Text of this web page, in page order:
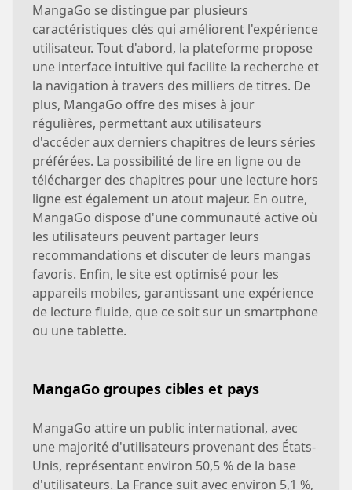
MangaGo se distingue par plusieurs
caractéristiques clés qui améliorent l'expérience
utilisateur. Tout d'abord, la plateforme propose
une interface intuitive qui facilite la recherche et
la navigation à travers des milliers de titres. De
plus, MangaGo offre des mises à jour
régulières, permettant aux utilisateurs
d'accéder aux derniers chapitres de leurs séries
préférées. La possibilité de lire en ligne ou de
télécharger des chapitres pour une lecture hors
ligne est également un atout majeur. En outre,
MangaGo dispose d'une communauté active où
les utilisateurs peuvent partager leurs
recommandations et discuter de leurs mangas
favoris. Enfin, le site est optimisé pour les
appareils mobiles, garantissant une expérience
de lecture fluide, que ce soit sur un smartphone
ou une tablette.
MangaGo groupes cibles et pays
MangaGo attire un public international, avec
une majorité d'utilisateurs provenant des États-
Unis, représentant environ 50,5 % de la base
d'utilisateurs. La France suit avec environ 5,1 %,